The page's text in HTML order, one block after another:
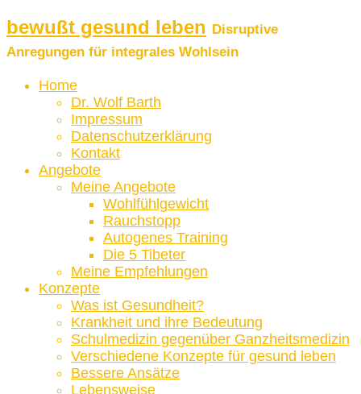
bewußt gesund leben Disruptive
Anregungen für integrales Wohlsein
Home
Dr. Wolf Barth
Impressum
Datenschutzerklärung
Kontakt
Angebote
Meine Angebote
Wohlfühlgewicht
Rauchstopp
Autogenes Training
Die 5 Tibeter
Meine Empfehlungen
Konzepte
Was ist Gesundheit?
Krankheit und ihre Bedeutung
Schulmedizin gegenüber Ganzheitsmedizin
Verschiedene Konzepte für gesund leben
Bessere Ansätze
Lebensweise